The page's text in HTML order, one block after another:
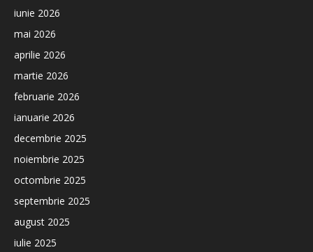
iunie 2026
mai 2026
aprilie 2026
martie 2026
februarie 2026
ianuarie 2026
decembrie 2025
noiembrie 2025
octombrie 2025
septembrie 2025
august 2025
iulie 2025